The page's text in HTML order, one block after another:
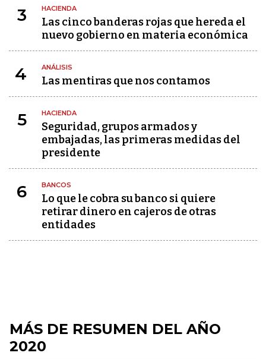
3 HACIENDA
Las cinco banderas rojas que hereda el
nuevo gobierno en materia económica
4 ANÁLISIS
Las mentiras que nos contamos
5 HACIENDA
Seguridad, grupos armados y
embajadas, las primeras medidas del
presidente
6 BANCOS
Lo que le cobra su banco si quiere
retirar dinero en cajeros de otras
entidades
MÁS DE RESUMEN DEL AÑO
2020